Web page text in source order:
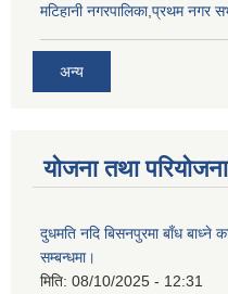
मटिहानी नगरपालिका,प्रथम नगर
अन्य
योजना तथा परियोजना
दुधमति नदि बिसनपुरमा बाँध बाध्ने
सम्बन्धमा।
मिति: 08/10/2025 - 12:31